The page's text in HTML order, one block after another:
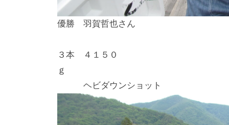
優勝 羽賀哲也さん
３本 ４１５０
ヘビダウンショット